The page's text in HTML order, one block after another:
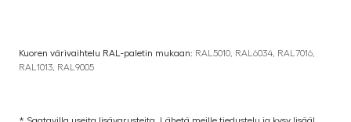
Kuoren värivaihtelu RAL-paletin mukaan: RAL5010, RAL6034, RAL7016,
RAL1013, RAL9005